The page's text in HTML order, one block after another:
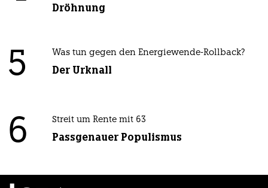
Dröhnung
5 Was tun gegen den Energiewende-Rollback?
Der Urknall
6 Streit um Rente mit 63
Passgenauer Populismus